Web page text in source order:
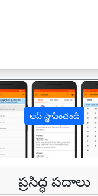
ఆప్ స్థాపించండి
ప్రసిద్ధ పదాలు